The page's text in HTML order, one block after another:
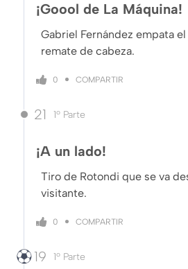
¡Goool de La Máquina!
Gabriel Fernández empata
remate de cabeza.
0 COMPARTIR
21 1º Parte
¡A un lado!
Tiro de Rotondi que se va
visitante.
0 COMPARTIR
19 1º Parte